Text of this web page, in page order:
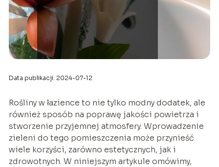
Data publikacji: 2024-07-12
Rośliny w łazience to nie tylko modny dodatek, ale
również sposób na poprawę jakości powietrza i
stworzenie przyjemnej atmosfery. Wprowadzenie
zieleni do tego pomieszczenia może przynieść
wiele korzyści, zarówno estetycznych, jak i
zdrowotnych. W niniejszym artykule omówimy,